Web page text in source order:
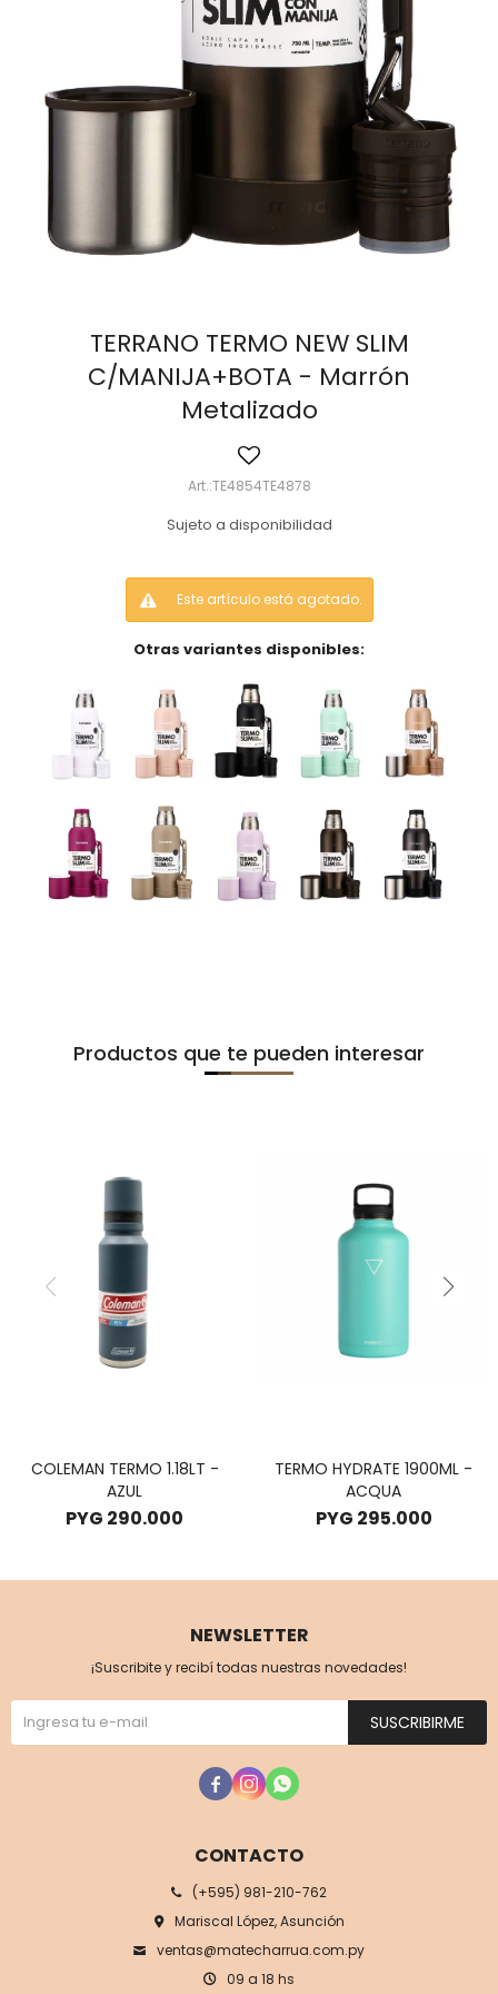
TERRANO TERMO NEW SLIM
C/MANIJA+BOTA - Marrón
Metalizado
TE4854TE4878
Sujeto a disponibilidad
Este artículo está agotado.
Otras variantes disponibles:
Productos que te pueden interesar
COLEMAN TERMO 1.18LT -
AZUL
PYG 290.000
TERMO HYDRATE 1900ML -
ACQUA
PYG 295.000
CONTACTO
(+595) 981-210-762
Mariscal López, Asunción
ventas@matecharrua.com.py
09 a 18 hs
NEWSLETTER
¡Suscribite y recibí todas nuestras novedades!
SUSCRIBIRME
  